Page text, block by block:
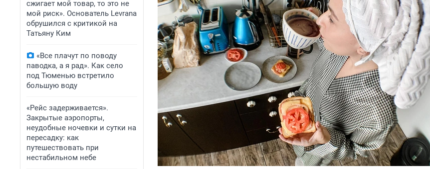
сжигает мой товар, то это не
мой риск». Основатель Levrana
обрушился с критикой на
Татьяну Ким
«Все плачут по поводу
паводка, а я рад». Как село
под Тюменью встретило
большую воду
«Рейс задерживается».
Закрытые аэропорты,
неудобные ночевки и сутки на
пересадку: как
путешествовать при
нестабильном небе